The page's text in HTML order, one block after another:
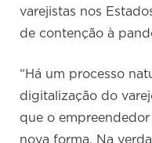
varejistas nos
de contenção à
“Há um processo
digitalização do
que o
nova forma. Na